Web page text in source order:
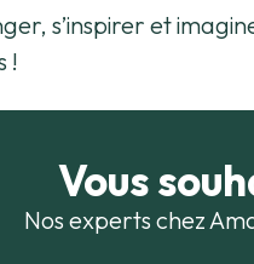
s’inspirer et
!
Vous
Nos experts chez